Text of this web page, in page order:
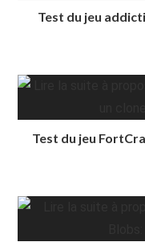
Test du jeu
Test du jeu